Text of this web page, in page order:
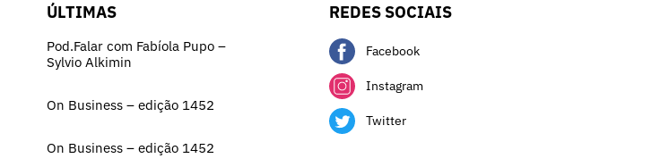
ÚLTIMAS
Pod.Falar com Fabíola Pupo –
Sylvio Alkimin
On Business – edição 1452
On Business – edição 1452
REDES SOCIAIS
Facebook
Instagram
Twitter